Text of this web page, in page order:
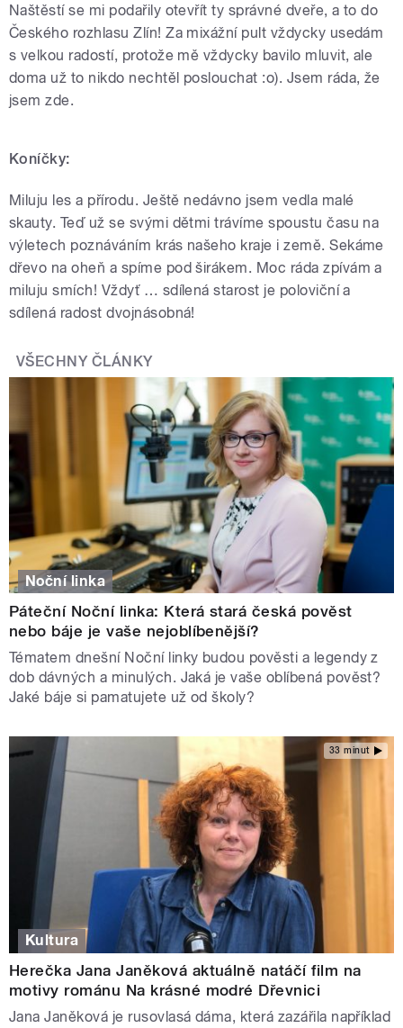
Naštěstí se mi podařily otevřít ty správné dveře, a to do
Českého rozhlasu Zlín! Za mixážní pult vždycky usedám
s velkou radostí, protože mě vždycky bavilo mluvit, ale
doma už to nikdo nechtěl poslouchat :o). Jsem ráda, že
jsem zde.
Koníčky:
Miluju les a přírodu. Ještě nedávno jsem vedla malé
skauty. Teď už se svými dětmi trávíme spoustu času na
výletech poznáváním krás našeho kraje i země. Sekáme
dřevo na oheň a spíme pod širákem. Moc ráda zpívám a
miluju smích! Vždyť … sdílená starost je poloviční a
sdílená radost dvojnásobná!
VŠECHNY ČLÁNKY
Noční linka
Páteční Noční linka: Která stará česká pověst
nebo báje je vaše nejoblíbenější?
Tématem dnešní Noční linky budou pověsti a legendy z
dob dávných a minulých. Jaká je vaše oblíbená pověst?
Jaké báje si pamatujete už od školy?
33 minut
Kultura
Herečka Jana Janěková aktuálně natáčí film na
motivy románu Na krásné modré Dřevnici
Jana Janěková je rusovlasá dáma, která zazářila například